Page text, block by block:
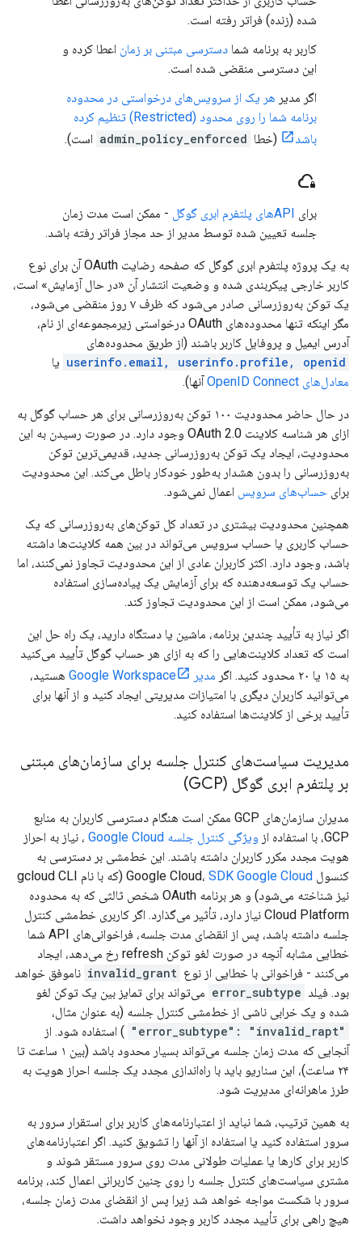
شده (زنده) فراتر رفته است.
کاربر به برنامه شما دسترسی مبتنی بر زمان اعطا کرده و
این دسترسی منقضی شده است.
اگر مدیر هر یک از سرویس‌های درخواستی در محدوده
برنامه شما را روی محدود (Restricted) تنظیم کرده
باشد
(خطا admin_policy_enforced است).
cloud_lock
برای APIهای پلتفرم ابری گوگل
- ممکن است مدت زمان
جلسه تعیین شده توسط مدیر از حد مجاز فراتر رفته باشد.
به یک پروژه پلتفرم ابری گوگل که صفحه رضایت OAuth آن برای نوع
کاربر خارجی پیکربندی شده و وضعیت انتشار آن «در حال آزمایش» است،
یک توکن به‌روزرسانی صادر می‌شود که ظرف ۷ روز منقضی می‌شود،
مگر اینکه تنها محدوده‌های OAuth درخواستی زیرمجموعه‌ای از نام،
آدرس ایمیل و پروفایل کاربر باشند (از طریق محدوده‌های
userinfo.email, userinfo.profile, openid یا
معادل‌های OpenID Connect
آنها).
در حال حاضر محدودیت ۱۰۰ توکن به‌روزرسانی برای هر حساب گوگل به
ازای هر شناسه کلاینت OAuth 2.0 وجود دارد. در صورت رسیدن به این
محدودیت، ایجاد یک توکن به‌روزرسانی جدید، قدیمی‌ترین توکن
به‌روزرسانی را بدون هشدار به‌طور خودکار باطل می‌کند. این محدودیت
برای حساب‌های سرویس اعمال نمی‌شود.
همچنین محدودیت بیشتری در تعداد کل توکن‌های به‌روزرسانی که یک
حساب کاربری یا حساب سرویس می‌تواند در بین همه کلاینت‌ها داشته
باشد، وجود دارد. اکثر کاربران عادی از این محدودیت تجاوز نمی‌کنند، اما
حساب یک توسعه‌دهنده که برای آزمایش یک پیاده‌سازی استفاده
می‌شود، ممکن است از این محدودیت تجاوز کند.
اگر نیاز به تأیید چندین برنامه، ماشین یا دستگاه دارید، یک راه حل این
است که تعداد کلاینت‌هایی را که به ازای هر حساب گوگل تأیید می‌کنید
به ۱۵ یا ۲۰ محدود کنید. اگر
مدیر Google Workspace
هستید،
می‌توانید کاربران دیگری با امتیازات مدیریتی ایجاد کنید و از آنها برای
تأیید برخی از کلاینت‌ها استفاده کنید.
مدیریت سیاست‌های کنترل جلسه برای سازمان‌های مبتنی
بر پلتفرم ابری گوگل (GCP)
مدیران سازمان‌های GCP ممکن است هنگام دسترسی کاربران به منابع
GCP، با استفاده از
ویژگی کنترل جلسه Google Cloud
، نیاز به احراز
هویت مجدد مکرر کاربران داشته باشند. این خط‌مشی بر دسترسی به
کنسول Google Cloud، SDK Google Cloud
(که با نام gcloud CLI
نیز شناخته می‌شود) و هر برنامه OAuth شخص ثالثی که به محدوده
Cloud Platform نیاز دارد، تأثیر می‌گذارد. اگر کاربری خط‌مشی کنترل
جلسه داشته باشد، پس از انقضای مدت جلسه، فراخوانی‌های API شما
خطایی مشابه آنچه در صورت لغو توکن refresh رخ می‌دهد، ایجاد
می‌کنند - فراخوانی با خطایی از نوع invalid_grant ناموفق خواهد
بود. فیلد error_subtype می‌تواند برای تمایز بین یک توکن لغو
شده و یک خرابی ناشی از خط‌مشی کنترل جلسه (به عنوان مثال،
"error_subtype": "invalid_rapt"
) استفاده شود. از
آنجایی که مدت زمان جلسه می‌تواند بسیار محدود باشد (بین ۱ ساعت تا
۲۴ ساعت)، این سناریو باید با راه‌اندازی مجدد یک جلسه احراز هویت به
طرز ماهرانه‌ای مدیریت شود.
به همین ترتیب، شما نباید از اعتبارنامه‌های کاربر برای استقرار سرور به
سرور استفاده کنید یا استفاده از آنها را تشویق کنید. اگر اعتبارنامه‌های
کاربر برای کارها یا عملیات طولانی مدت روی سرور مستقر شوند و
مشتری سیاست‌های کنترل جلسه را روی چنین کاربرانی اعمال کند، برنامه
سرور با شکست مواجه خواهد شد زیرا پس از انقضای مدت زمان جلسه،
هیچ راهی برای تأیید مجدد کاربر وجود نخواهد داشت.